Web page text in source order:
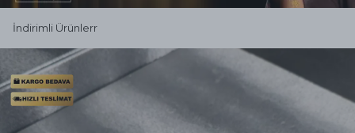
İndirimli Ürünlerr